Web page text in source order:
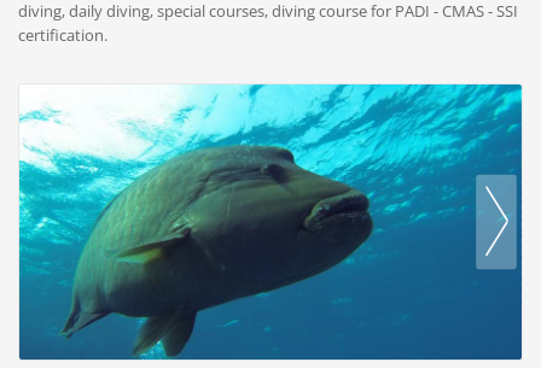
diving, daily diving, special courses, diving course for PADI - CMAS - SSI
certification.